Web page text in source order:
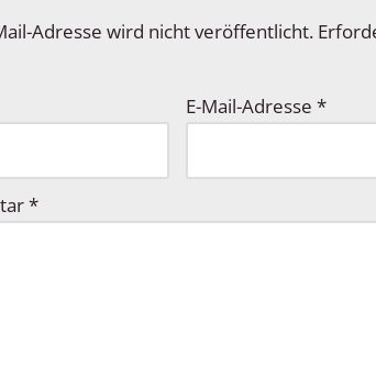
Adresse wird nicht veröffentlicht.
E-Mail-Adresse*
*